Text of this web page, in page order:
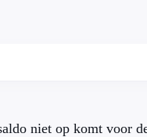
niet op komt voor